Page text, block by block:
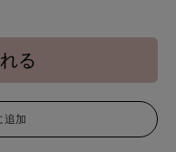
る
追加